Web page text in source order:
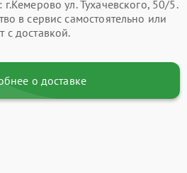
ул. Тухачевского, 50/5.
в сервис самостоятельно или
с доставкой.
о доставке